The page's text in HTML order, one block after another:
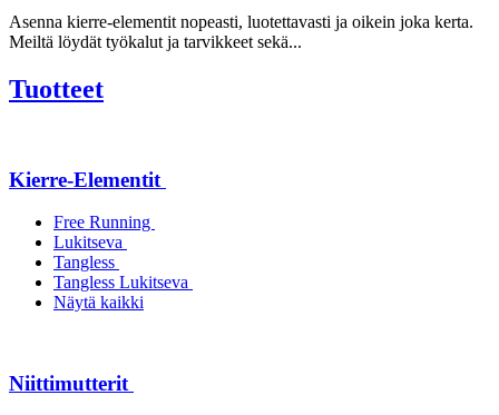
Asenna kierre-elementit nopeasti, luotettavasti ja oikein joka kerta.
Meiltä löydät työkalut ja tarvikkeet sekä...
Tuotteet
Kierre-Elementit
Free Running
Lukitseva
Tangless
Tangless Lukitseva
Näytä kaikki
Niittimutterit